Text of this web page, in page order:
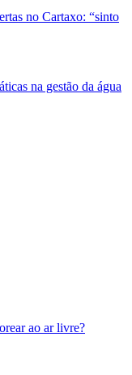
no Cartaxo: “sinto
na gestão da água
ao ar livre?